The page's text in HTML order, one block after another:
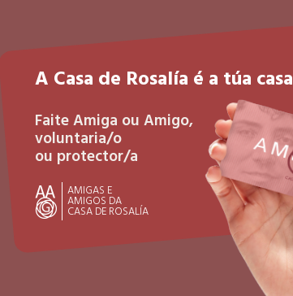
A Casa de Rosalía é a túa casa
Faite Amiga ou Amigo,
voluntaria/o
ou protector/a
AMIGAS E
AMIGOS DA
CASA DE ROSALÍA